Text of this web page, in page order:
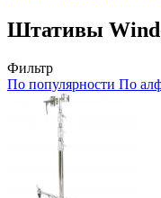
Штативы
Фильтр
По популярности По